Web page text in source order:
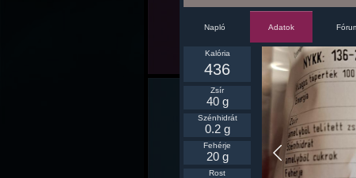
Napló Adatok
Kalória
436
Zsír
40 g
Szénhidrát
0.2 g
Fehérje
20 g
Rost